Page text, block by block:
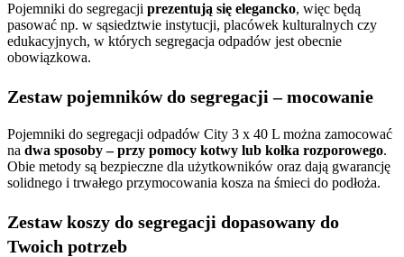
Pojemniki do segregacji prezentują się elegancko, więc będą
pasować np. w sąsiedztwie instytucji, placówek kulturalnych czy
edukacyjnych, w których segregacja odpadów jest obecnie
obowiązkowa.
Zestaw pojemników do segregacji – mocowanie
Pojemniki do segregacji odpadów City 3 x 40 L można zamocować
na dwa sposoby – przy pomocy kotwy lub kołka rozporowego.
Obie metody są bezpieczne dla użytkowników oraz dają gwarancję
solidnego i trwałego przymocowania kosza na śmieci do podłoża.
Zestaw koszy do segregacji dopasowany do
Twoich potrzeb